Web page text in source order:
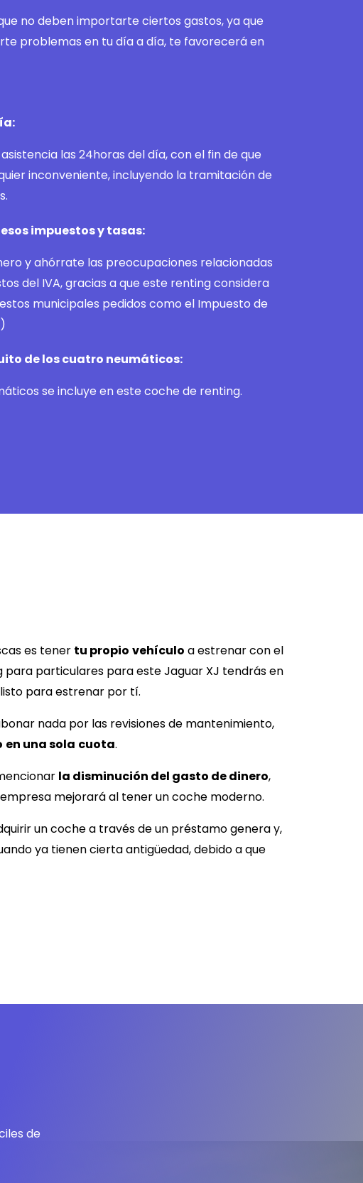
no deben importarte ciertos gastos, ya que
problemas en tu día a día, te favorecerá en
las 24horas del día, con el fin de que
inconveniente, incluyendo la tramitación de
impuestos y tasas:
y ahórrate las preocupaciones relacionadas
del IVA, gracias a que este renting considera
municipales pedidos como el Impuesto de
de los cuatro neumáticos:
se incluye en este coche de renting.
es tener tu propio vehículo a estrenar con el
para particulares para esteJaguar XJ tendrás en
para estrenar por tí.
nada por las revisiones de mantenimiento,
en una sola cuota.
la disminución del gasto de dinero,
mejorará al tener un coche moderno.
un coche a través de un préstamo genera y,
ya tienen cierta antigüedad, debido a que
de